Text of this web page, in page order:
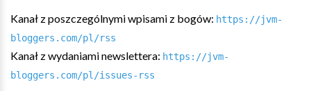
Kanał z poszczególnymi wpisami z bogów: https://jvm-
bloggers.com/pl/rss
Kanał z wydaniami newslettera: https://jvm-
bloggers.com/pl/issues-rss